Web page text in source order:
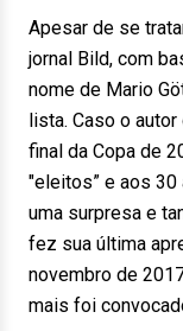
Apesar de se
jornal Bild, com
nome de Mario
lista. Caso o
final da Copa de
"eleitos” e aos 30
uma surpresa e
fez sua última
novembro de
mais foi